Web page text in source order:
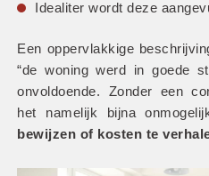
Idealiter wordt deze
Een oppervlakkige
“de woning werd in goede
onvoldoende. Zonder een
het namelijk bijna
bewijzen of kosten te